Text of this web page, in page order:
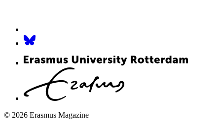
© 2026 Erasmus Magazine